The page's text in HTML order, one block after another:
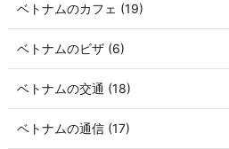
ベトナムのカフェ (19)
ベトナムのビザ (6)
ベトナムの交通 (18)
ベトナムの通信 (17)